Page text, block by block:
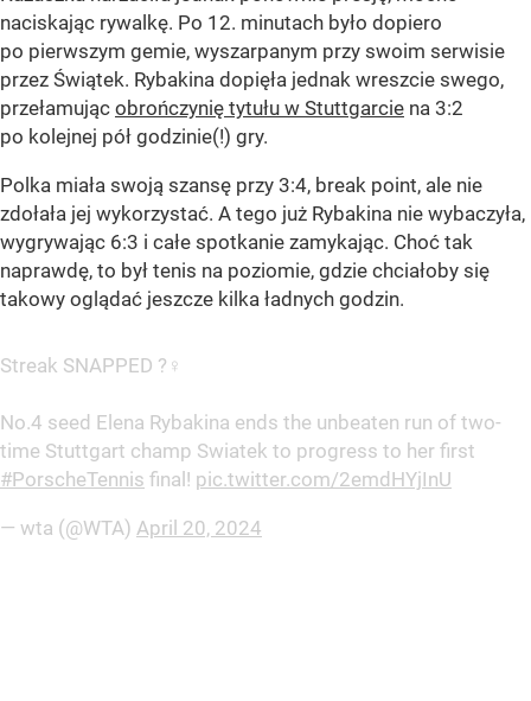
naciskając rywalkę. Po 12. minutach było dopiero
po pierwszym gemie, wyszarpanym przy swoim serwisie
przez Świątek. Rybakina dopięła jednak wreszcie swego,
przełamując obrończynię tytułu w Stuttgarcie na 3:2
po kolejnej pół godzinie(!) gry.
Polka miała swoją szansę przy 3:4, break point, ale nie
zdołała jej wykorzystać. A tego już Rybakina nie wybaczyła,
wygrywając 6:3 i całe spotkanie zamykając. Choć tak
naprawdę, to był tenis na poziomie, gdzie chciałoby się
takowy oglądać jeszcze kilka ładnych godzin.
Streak SNAPPED ?‍♀️
No.4 seed Elena Rybakina ends the unbeaten run of two-
time Stuttgart champ Swiatek to progress to her first
#PorscheTennis final! pic.twitter.com/2emdHYjInU
— wta (@WTA) April 20, 2024